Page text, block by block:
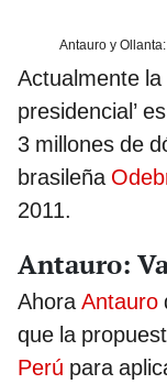
Antauro y
Actualmente la
presidencial’
3 millones de
brasileña
2011.
Antauro:
Ahora Antauro
que la
Perú para